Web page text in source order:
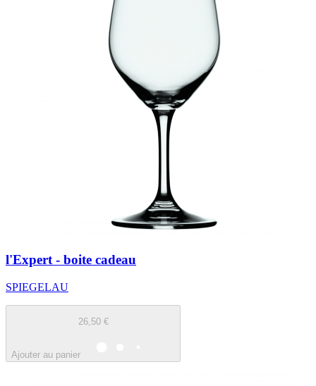
l'Expert - boite cadeau
SPIEGELAU
26,50 €
Ajouter au panier